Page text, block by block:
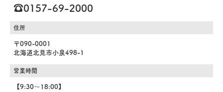
☎️0157-69-2000
住所
〒090-0001
北海道北見市小泉498-1
営業時間
【9:30～18:00】